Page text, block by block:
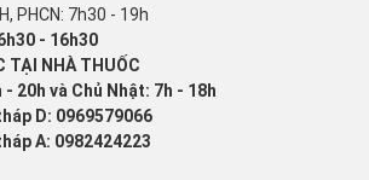
PHCN: 7h30 - 19h
- 16h30
TẠI NHÀ THUỐC
20h và Chủ Nhật: 7h - 18h
D: 0969579066
A: 0982424223